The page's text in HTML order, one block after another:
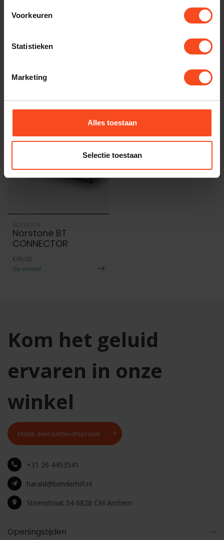
Voorkeuren
Statistieken
Marketing
Alles toestaan
Selectie toestaan
Gerelateerde producten
https://www.benderhifi.nl/merken/norstone/
Recent bekeken
Norstone
Norstone BT
CONNECTOR
€99,00
Op voorraad
Kom het geluid
ervaren in onze
winkel
Maak een luisterafspraak
+31 26 4453541
harald@benderhifi.nl
Steenstraat 54 6828 CM Arnhem
Openingstijden